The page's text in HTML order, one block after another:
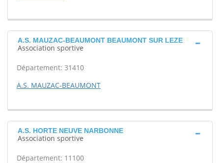
A.S. MAUZAC-BEAUMONT BEAUMONT SUR LEZE
Association sportive
Département: 31410
A.S. MAUZAC-BEAUMONT
A.S. HORTE NEUVE NARBONNE
Association sportive
Département: 11100